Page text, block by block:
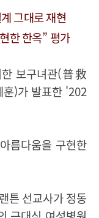
그대로 재현
한 한옥” 평가
보구녀관(普救
훈)가 발표한 '202
름다움을 구현한
튼 선교사가 정동